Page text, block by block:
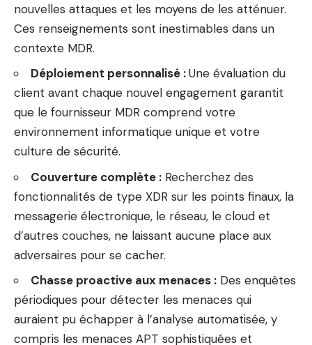
nouvelles attaques et les moyens de les atténuer.
Ces renseignements sont inestimables dans un
contexte MDR.
Déploiement personnalisé :Une évaluation du
client avant chaque nouvel engagement garantit
que le fournisseur MDR comprend votre
environnement informatique unique et votre
culture de sécurité.
Couverture complète : Recherchez des
fonctionnalités de type XDR sur les points finaux, la
messagerie électronique, le réseau, le cloud et
d’autres couches, ne laissant aucune place aux
adversaires pour se cacher.
Chasse proactive aux menaces : Des enquêtes
périodiques pour détecter les menaces qui
auraient pu échapper à l’analyse automatisée, y
compris les menaces APT sophistiquées et